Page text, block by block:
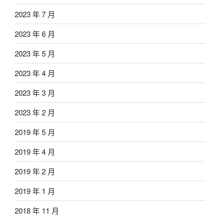
2023 年 7 月
2023 年 6 月
2023 年 5 月
2023 年 4 月
2023 年 3 月
2023 年 2 月
2019 年 5 月
2019 年 4 月
2019 年 2 月
2019 年 1 月
2018 年 11 月